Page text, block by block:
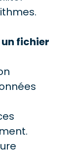
fichier